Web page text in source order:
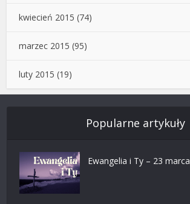
kwiecień 2015 (74)
marzec 2015 (95)
luty 2015 (19)
Popularne artykuły
Ewangelia i Ty – 23 marca